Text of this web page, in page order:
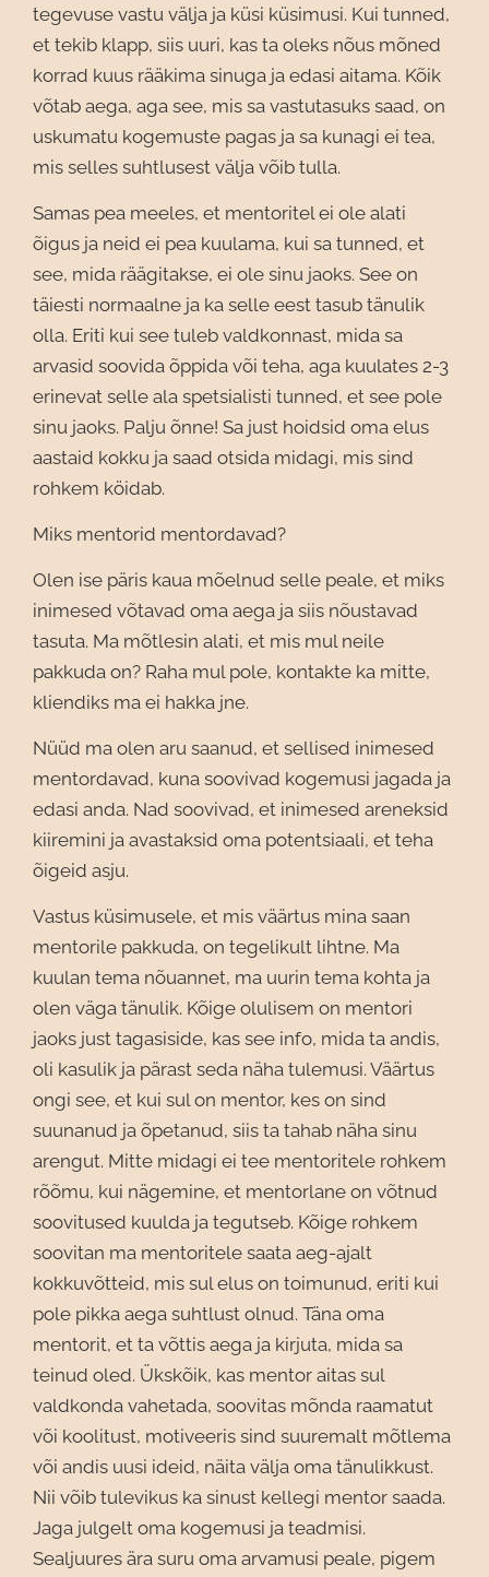
tegevuse vastu välja ja küsi küsimusi. Kui tunned,
et tekib klapp, siis uuri, kas ta oleks nõus mõned
korrad kuus rääkima sinuga ja edasi aitama. Kõik
võtab aega, aga see, mis sa vastutasuks saad, on
uskumatu kogemuste pagas ja sa kunagi ei tea,
mis selles suhtlusest välja võib tulla.
Samas pea meeles, et mentoritel ei ole alati
õigus ja neid ei pea kuulama, kui sa tunned, et
see, mida räägitakse, ei ole sinu jaoks. See on
täiesti normaalne ja ka selle eest tasub tänulik
olla. Eriti kui see tuleb valdkonnast, mida sa
arvasid soovida õppida või teha, aga kuulates 2-3
erinevat selle ala spetsialisti tunned, et see pole
sinu jaoks. Palju õnne! Sa just hoidsid oma elus
aastaid kokku ja saad otsida midagi, mis sind
rohkem köidab.
Miks mentorid mentordavad?
Olen ise päris kaua mõelnud selle peale, et miks
inimesed võtavad oma aega ja siis nõustavad
tasuta. Ma mõtlesin alati, et mis mul neile
pakkuda on? Raha mul pole, kontakte ka mitte,
kliendiks ma ei hakka jne.
Nüüd ma olen aru saanud, et sellised inimesed
mentordavad, kuna soovivad kogemusi jagada ja
edasi anda. Nad soovivad, et inimesed areneksid
kiiremini ja avastaksid oma potentsiaali, et teha
õigeid asju.
Vastus küsimusele, et mis väärtus mina saan
mentorile pakkuda, on tegelikult lihtne. Ma
kuulan tema nõuannet, ma uurin tema kohta ja
olen väga tänulik. Kõige olulisem on mentori
jaoks just tagasiside, kas see info, mida ta andis,
oli kasulik ja pärast seda näha tulemusi. Väärtus
ongi see, et kui sul on mentor, kes on sind
suunanud ja õpetanud, siis ta tahab näha sinu
arengut. Mitte midagi ei tee mentoritele rohkem
rõõmu, kui nägemine, et mentorlane on võtnud
soovitused kuulda ja tegutseb. Kõige rohkem
soovitan ma mentoritele saata aeg-ajalt
kokkuvõtteid, mis sul elus on toimunud, eriti kui
pole pikka aega suhtlust olnud. Täna oma
mentorit, et ta võttis aega ja kirjuta, mida sa
teinud oled. Ükskõik, kas mentor aitas sul
valdkonda vahetada, soovitas mõnda raamatut
või koolitust, motiveeris sind suuremalt mõtlema
või andis uusi ideid, näita välja oma tänulikkust.
Nii võib tulevikus ka sinust kellegi mentor saada.
Jaga julgelt oma kogemusi ja teadmisi.
Sealjuures ära suru oma arvamusi peale, pigem